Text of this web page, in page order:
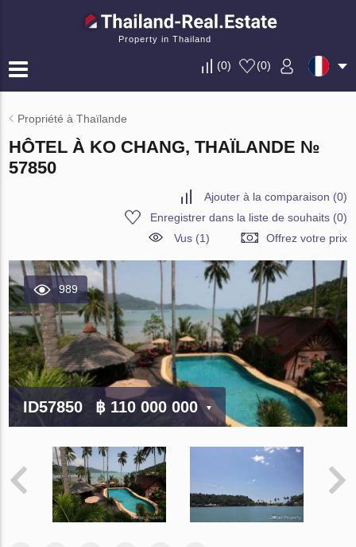
Property in Thailand
(0) (0)
Propriété à Thaïlande
HÔTEL À KO CHANG, THAÏLANDE №
57850
Ajouter à la comparaison (0)
Enregistrer dans la liste de souhaits(0)
Vus (1)
Offrez votre prix
989
ID57850 ฿ 110 000 000